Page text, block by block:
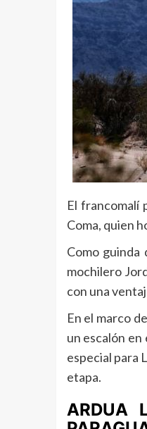
El francomalí
Coma, quien
Como guinda
mochilero
con una
En el marco
un escalón en
especial para
etapa.
ARDUA